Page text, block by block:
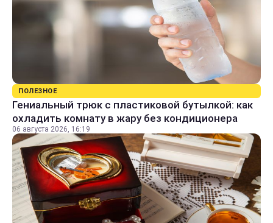
ПОЛЕЗНОЕ
Гениальный трюк с пластиковой бутылкой: как
охладить комнату в жару без кондиционера
06 августа 2026, 16:19